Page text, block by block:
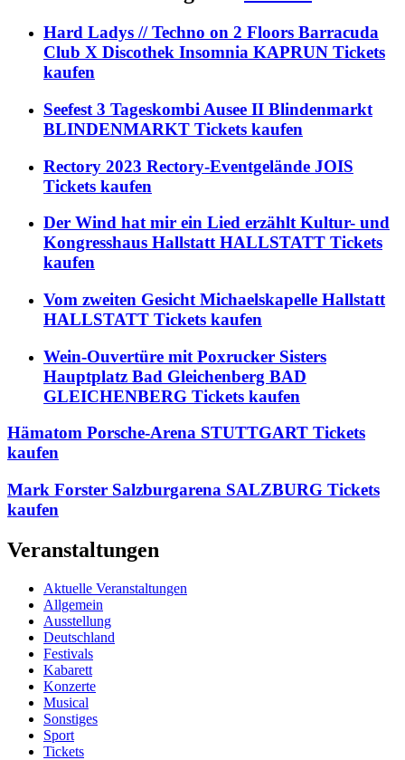
Hard Ladys // Techno on 2 Floors Barracuda
Club X Discothek Insomnia KAPRUN Tickets
kaufen
Seefest 3 Tageskombi Ausee II Blindenmarkt
BLINDENMARKT Tickets kaufen
Rectory 2023 Rectory-Eventgelände JOIS
Tickets kaufen
Der Wind hat mir ein Lied erzählt Kultur- und
Kongresshaus Hallstatt HALLSTATT Tickets
kaufen
Vom zweiten Gesicht Michaelskapelle Hallstatt
HALLSTATT Tickets kaufen
Wein-Ouvertüre mit Poxrucker Sisters
Hauptplatz Bad Gleichenberg BAD
GLEICHENBERG Tickets kaufen
Hämatom Porsche-Arena STUTTGART Tickets
kaufen
Mark Forster Salzburgarena SALZBURG Tickets
kaufen
Veranstaltungen
Aktuelle Veranstaltungen
Allgemein
Ausstellung
Deutschland
Festivals
Kabarett
Konzerte
Musical
Sonstiges
Sport
Tickets